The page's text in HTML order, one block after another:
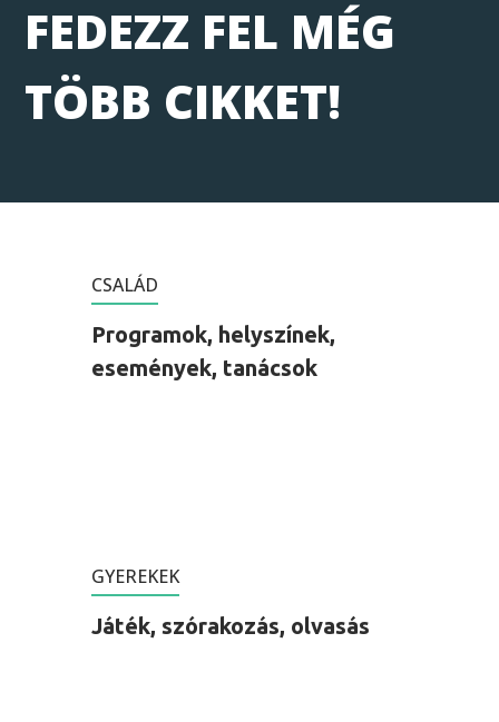
FEDEZZ FEL MÉG
TÖBB CIKKET!
CSALÁD
Programok, helyszínek,
események, tanácsok
GYEREKEK
Játék, szórakozás, olvasás